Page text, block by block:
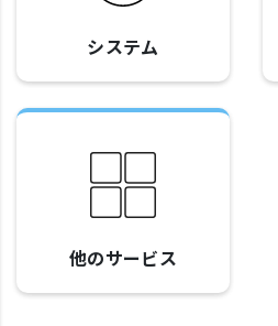
システム
他のサービス